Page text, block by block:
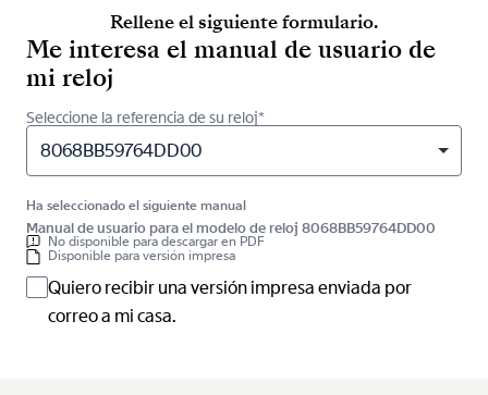
Rellene el siguiente formulario.
Me interesa el manual de usuario de
mi reloj
Seleccione la referencia de su reloj*
8068BB59764DD00
Ha seleccionado el siguiente manual
Manual de usuario para el modelo de reloj 8068BB59764DD00
No disponible para descargar en PDF
Disponible para versión impresa
Quiero recibir una versión impresa enviada por
correo a mi casa.